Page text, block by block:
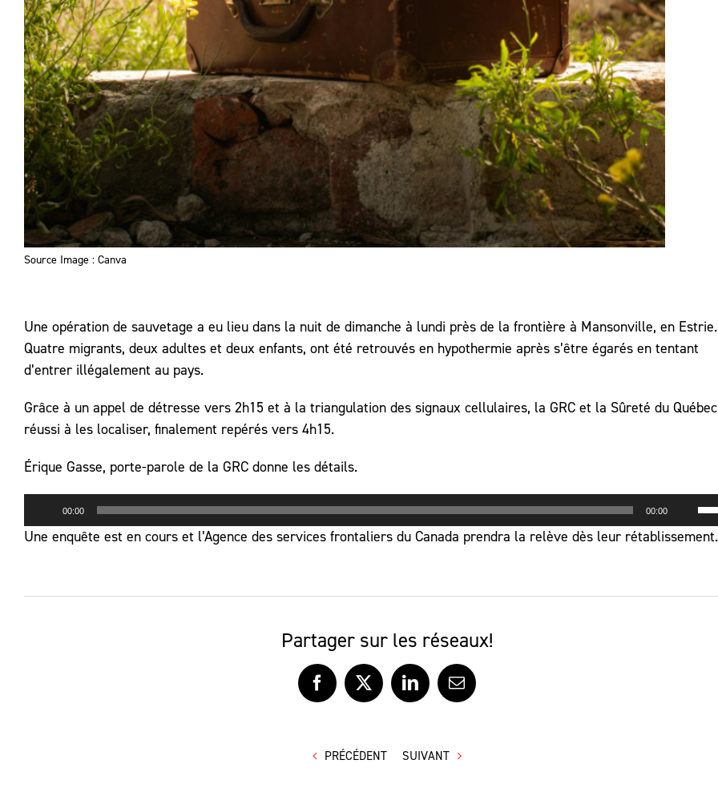
Source Image : Canva
Une opération de sauvetage a eu lieu dans la nuit de dimanche à lundi près de la frontière à Mansonville, en Estrie.
Quatre migrants, deux adultes et deux enfants, ont été retrouvés en hypothermie après s’être égarés en tentant
d’entrer illégalement au pays.
Grâce à un appel de détresse vers 2h15 et à la triangulation des signaux cellulaires, la GRC et la Sûreté du
réussi à les localiser, finalement repérés vers 4h15.
Érique Gasse, porte-parole de la GRC donne les détails.
Lecteur
audio
00:00 00:00
les
Une enquête est en cours et l’Agence des services frontaliers du Canada prendra la relève dès leur rétablissement.
Partager sur les réseaux!
Facebook
X LinkedInCourriel
PRÉCÉDENT SUIVANT